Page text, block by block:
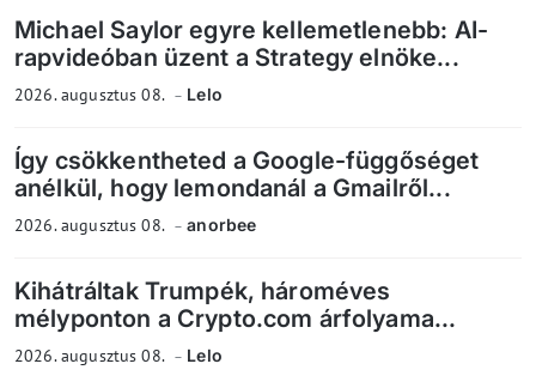
Michael Saylor egyre kellemetlenebb: AI-
rapvideóban üzent a Strategy elnöke...
2026. augusztus 08. Lelo
Így csökkentheted a Google-függőséget
anélkül, hogy lemondanál a Gmailről...
2026. augusztus 08. anorbee
Kihátráltak Trumpék, hároméves
mélyponton a Crypto.com árfolyama...
2026. augusztus 08. Lelo